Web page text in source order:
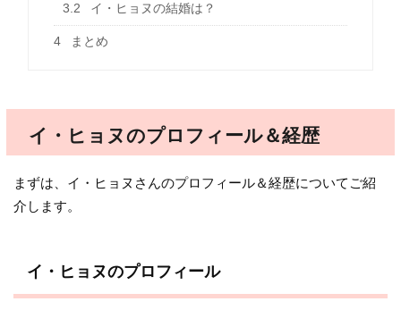
3.2 イ・ヒョヌの結婚は？
4 まとめ
イ・ヒョヌのプロフィール＆経歴
まずは、イ・ヒョヌさんのプロフィール＆経歴についてご紹
介します。
イ・ヒョヌのプロフィール